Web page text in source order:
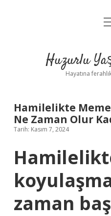
Yasal
Huzurlu
Hayatına
Hamilelikte
Ne Zaman Olur
Tarih: Kasım 7, 2024
zaman